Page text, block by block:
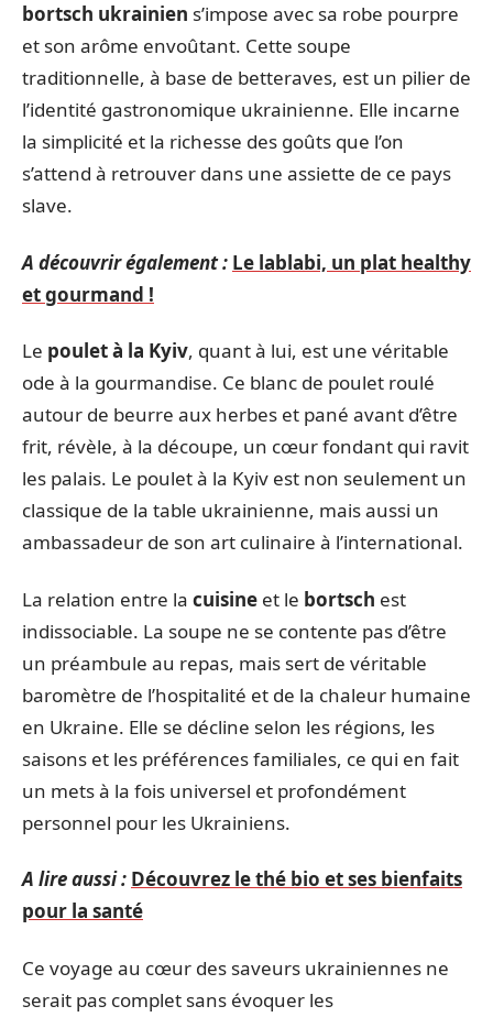
bortsch ukrainien s’impose avec sa robe pourpre
et son arôme envoûtant. Cette soupe
traditionnelle, à base de betteraves, est un pilier de
l’identité gastronomique ukrainienne. Elle incarne
la simplicité et la richesse des goûts que l’on
s’attend à retrouver dans une assiette de ce pays
slave.
A découvrir également : Le lablabi, un plat healthy
et gourmand !
Le poulet à la Kyiv, quant à lui, est une véritable
ode à la gourmandise. Ce blanc de poulet roulé
autour de beurre aux herbes et pané avant d’être
frit, révèle, à la découpe, un cœur fondant qui ravit
les palais. Le poulet à la Kyiv est non seulement un
classique de la table ukrainienne, mais aussi un
ambassadeur de son art culinaire à l’international.
La relation entre la cuisine et le bortsch est
indissociable. La soupe ne se contente pas d’être
un préambule au repas, mais sert de véritable
baromètre de l’hospitalité et de la chaleur humaine
en Ukraine. Elle se décline selon les régions, les
saisons et les préférences familiales, ce qui en fait
un mets à la fois universel et profondément
personnel pour les Ukrainiens.
A lire aussi : Découvrez le thé bio et ses bienfaits
pour la santé
Ce voyage au cœur des saveurs ukrainiennes ne
serait pas complet sans évoquer les